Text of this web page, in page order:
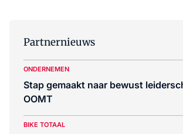
Partnernieuws
ONDERNEMEN
Stap gemaakt naar bewust
OOMT
BIKE TOTAAL